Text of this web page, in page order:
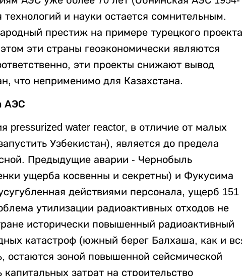
технологий и науки остается сомнительным.
престиж на примере турецкого проекта
эти страны геоэкономически являются
эти проекты снижают вывод
что неприменимо для Казахстана.
АЭС
pressurized water reactor, в отличие от малых
Узбекистан), является до предела
Предыдущие аварии - Чернобыль
ущерба косвенны и секретны) и Фукусима
действиями персонала, ущерб 151
утилизации радиоактивных отходов не
исторически повышенный радиоактивный
катастроф (южный берег Балхаша, как и
остаются зоной повышенной сейсмической
затрат на строительство